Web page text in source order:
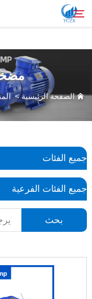
for (var i = 0; i <
images[i].setAttribute('alt', ''); } }
من نحن
اتصل بنا
الصفحة الرئيسية>
جميع الفئات
جميع الفئات الفرعية
بحث